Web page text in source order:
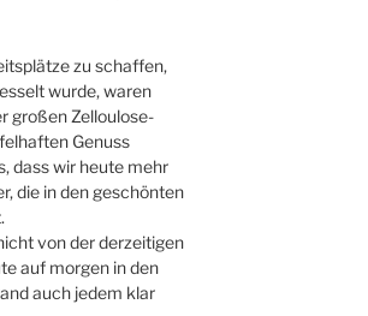
zu schaffen,
wurde, waren
großen Zelloulose-
Genuss
dass wir heute mehr
die in den geschönten
von der derzeitigen
auf morgen in den
auch jedem klar